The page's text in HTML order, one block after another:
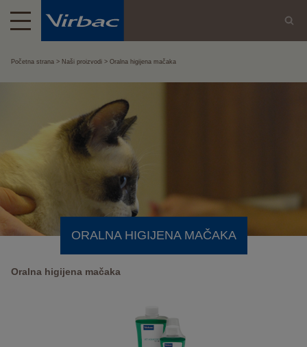
Početna strana Naši proizvodi Oralna higijena mačaka
ORALNA HIGIJENA MAČAKA
Oralna higijena mačaka